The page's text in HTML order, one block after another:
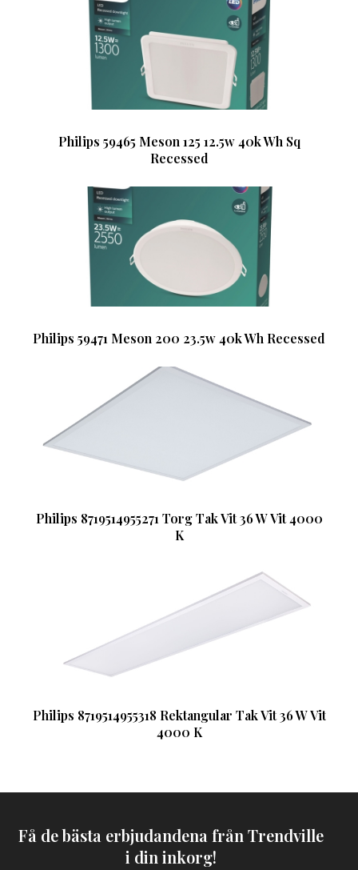
Philips 59465 Meson 125 12.5w 40k Wh Sq
Recessed
Philips 59471 Meson 200 23.5w 40k Wh Recessed
Philips 8719514955271 Torg Tak Vit 36 W Vit 4000
K
Philips 8719514955318 Rektangular Tak Vit 36 W Vit
4000 K
Få de bästa erbjudandena från Trendville
i din inkorg!